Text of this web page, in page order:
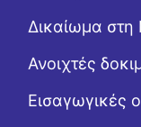
Δικαίωμα στη
Ανοιχτές
Εισαγωγικές